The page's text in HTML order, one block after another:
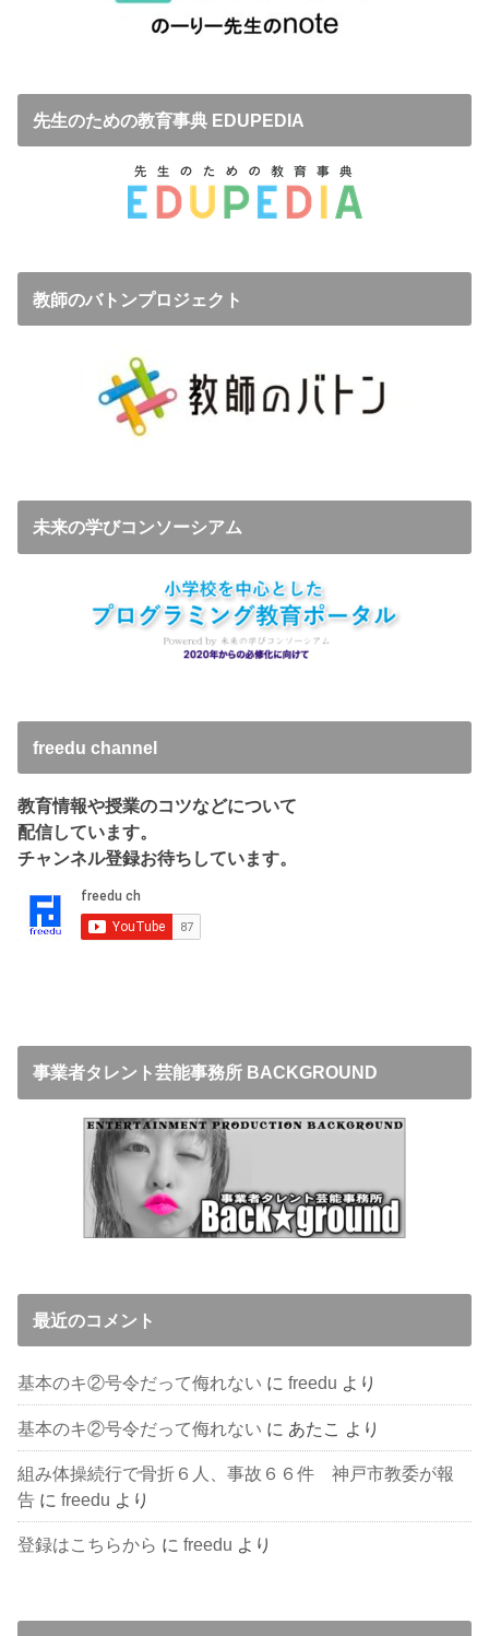
先生のための教育事典 EDUPEDIA
教師のバトンプロジェクト
未来の学びコンソーシアム
freedu channel
教育情報や授業のコツなどについて
配信しています。
チャンネル登録お待ちしています。
事業者タレント芸能事務所 BACKGROUND
最近のコメント
基本のキ②号令だって侮れない にfreedu より
基本のキ②号令だって侮れない に あたこ より
組み体操続行で骨折６人、事故６６件 神戸市教委が報
告 にfreedu より
登録はこちらから にfreedu より